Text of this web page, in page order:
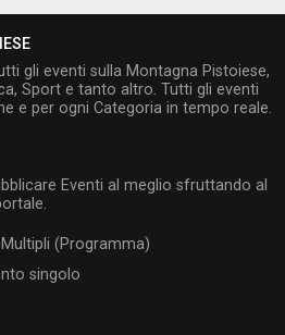
gli eventi sulla Montagna Pistoiese,
Sport e tanto altro. Tutti gli eventi
e per ogni Categoria in tempo reale.
Eventi al meglio sfruttando al
(Programma)
singolo